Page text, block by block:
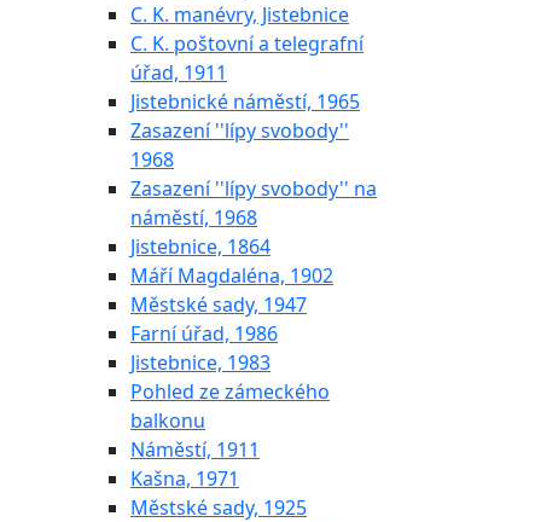
C. K. manévry, Jistebnice
C. K. poštovní a telegrafní
úřad, 1911
Jistebnické náměstí, 1965
Zasazení ''lípy svobody''
1968
Zasazení ''lípy svobody'' na
náměstí, 1968
Jistebnice, 1864
Máří Magdaléna, 1902
Městské sady, 1947
Farní úřad, 1986
Jistebnice, 1983
Pohled ze zámeckého
balkonu
Náměstí, 1911
Kašna, 1971
Městské sady, 1925